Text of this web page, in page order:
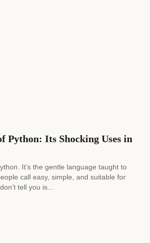
Python: Its Shocking Uses in
It’s the gentle language taught to
call easy, simple, and suitable for
tell you is...